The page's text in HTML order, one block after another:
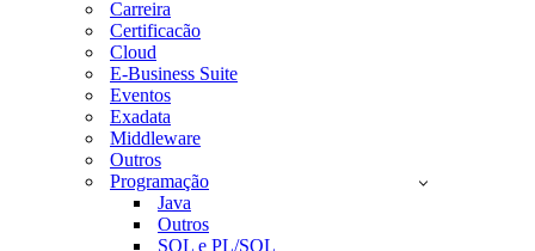
Carreira
Certificacão
Cloud
E-Business Suite
Eventos
Exadata
Middleware
Outros
Programação
Java
Outros
SQL e PL/SQL